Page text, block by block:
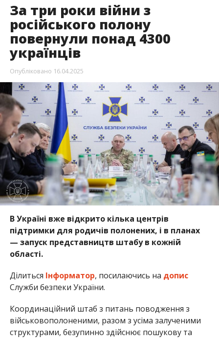
За три роки війни з
російського полону
повернули понад 4300
українців
Опубліковано 16.04.2025
В Україні вже відкрито кілька центрів
підтримки для родичів полонених, і в планах
— запуск представництв штабу в кожній
області.
Ділиться Інформатор, посилаючись на допис
Служби безпеки України.
Координаційний штаб з питань поводження з
військовополоненими, разом з усіма залученими
структурами, безупинно здійснює пошукову та